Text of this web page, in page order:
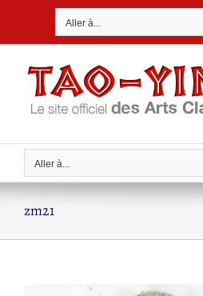
Aller à...
Aller à...
zm21